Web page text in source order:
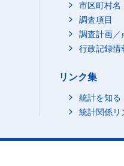
市区町村名
調査項目
調査計画／
行政記録情
リンク集
統計を知る
統計関係リ